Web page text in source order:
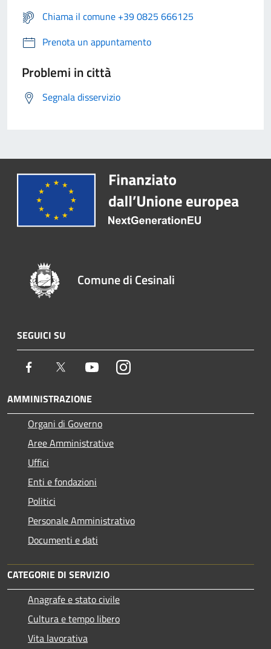
Chiama il comune +39 0825 666125
Prenota un appuntamento
Problemi in città
Segnala disservizio
Comune di Cesinali
SEGUICI SU
Facebook Twitter YoutubeInstagram
AMMINISTRAZIONE
Organi di Governo
Aree Amministrative
Uffici
Enti e fondazioni
Politici
Personale Amministrativo
Documenti e dati
CATEGORIE DI SERVIZIO
Anagrafe e stato civile
Cultura e tempo libero
Vita lavorativa